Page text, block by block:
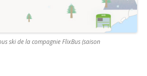
ski de la compagnie FlixBus (saison